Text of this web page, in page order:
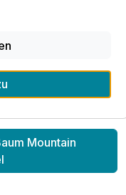
für
Angebot ab.
Mountain